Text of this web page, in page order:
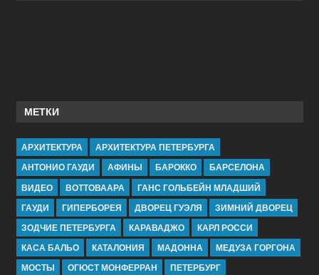
МЕТКИ
АРХИТЕКТУРА
АРХИТЕКТУРА ПЕТЕРБУРГА
АНТОНИО ГАУДИ
АФИНЫ БАРОККО
БАРСЕЛОНА
ВИДЕО
ВОТТОВААРА
ГАНС ГОЛЬБЕЙН МЛАДШИЙ
ГАУДИ
ГИПЕРБОРЕЯ ДВОРЕЦ ГУЭЛЯ
ЗИМНИЙ ДВОРЕЦ
ЗОДЧИЕ ПЕТЕРБУРГА
КАРАВАДЖО
КАРЛ РОССИ
КАСА БАЛЬО
КАТАЛОНИЯ МАДОННА
МЕДУЗА ГОРГОНА
МОСТЫ
ОГЮСТ МОНФЕРРАН ПЕТЕРБУРГ